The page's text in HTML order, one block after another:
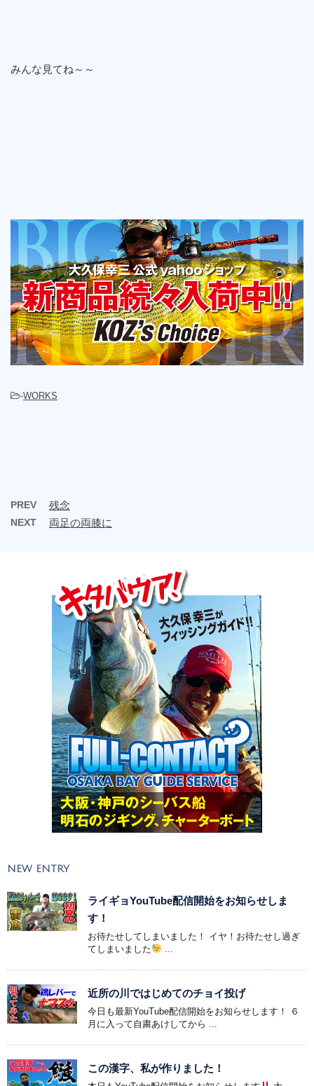
みんな見てね～～
-WORKS
PREV 残念
NEXT 両足の両膝に
NEW ENTRY
ライギョYouTube配信開始をお知らせしま
す！
お待たせしてしまいました！ イヤ！お待たせし過ぎ
てしまいました
近所の川ではじめてのチョイ投げ
今日も最新YouTube配信開始をお知らせします！ ６
月に入って自粛あけしてから ...
この漢字、私が作りました！